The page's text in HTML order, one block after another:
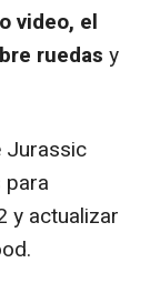
video, el
ruedas y
Jurassic
para
y actualizar